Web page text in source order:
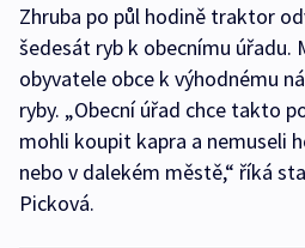
Zhruba po půl hodině traktor
šedesát ryb k obecnímu úřadu.
obyvatele obce k výhodnému
ryby. „Obecní úřad chce takto
mohli koupit kapra a nemuseli
nebo v dalekém městě,“ říká
Picková.